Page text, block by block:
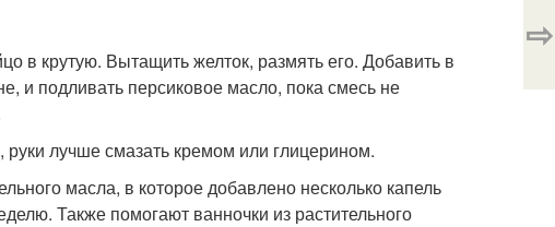
в крутую. Вытащить желток, размять его. Добавить в
и подливать персиковое масло, пока смесь не
лучше смазать кремом или глицерином.
масла, в которое добавлено несколько капель
Также помогают ванночки из растительного
⇨